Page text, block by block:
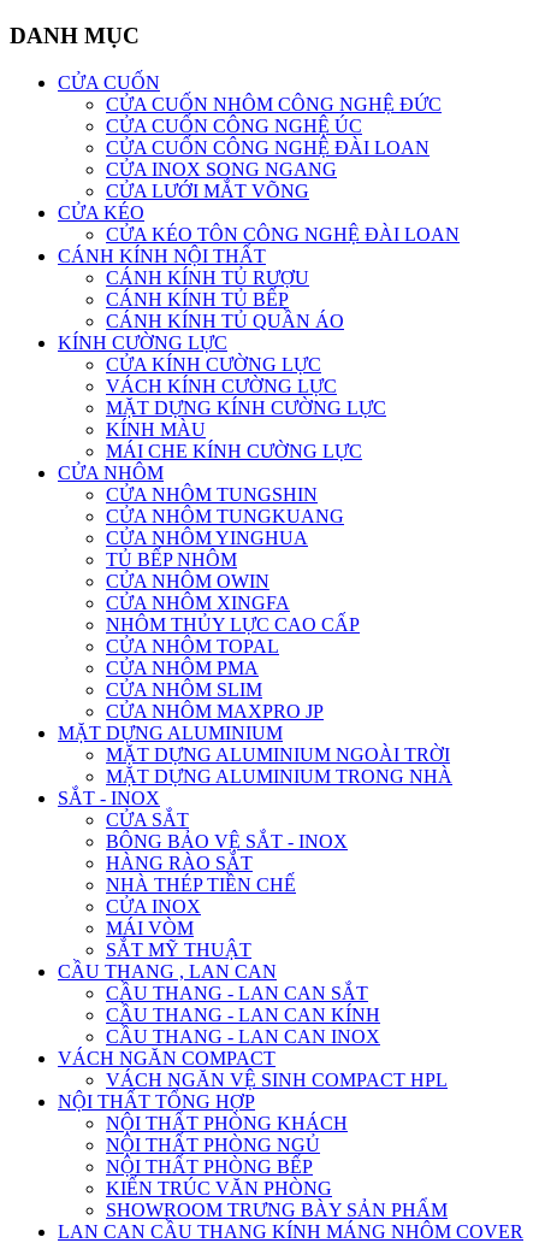
DANH MỤC
CỬA CUỐN
CỬA CUỐN NHÔM CÔNG NGHỆ ĐỨC
CỬA CUỐN CÔNG NGHỆ ÚC
CỬA CUỐN CÔNG NGHỆ ĐÀI LOAN
CỬA INOX SONG NGANG
CỬA LƯỚI MẮT VÕNG
CỬA KÉO
CỬA KÉO TÔN CÔNG NGHỆ ĐÀI LOAN
CÁNH KÍNH NỘI THẤT
CÁNH KÍNH TỦ RƯỢU
CÁNH KÍNH TỦ BẾP
CÁNH KÍNH TỦ QUẦN ÁO
KÍNH CƯỜNG LỰC
CỬA KÍNH CƯỜNG LỰC
VÁCH KÍNH CƯỜNG LỰC
MẶT DỰNG KÍNH CƯỜNG LỰC
KÍNH MÀU
MÁI CHE KÍNH CƯỜNG LỰC
CỬA NHÔM
CỬA NHÔM TUNGSHIN
CỬA NHÔM TUNGKUANG
CỬA NHÔM YINGHUA
TỦ BẾP NHÔM
CỬA NHÔM OWIN
CỬA NHÔM XINGFA
NHÔM THỦY LỰC CAO CẤP
CỬA NHÔM TOPAL
CỬA NHÔM PMA
CỬA NHÔM SLIM
CỬA NHÔM MAXPRO JP
MẶT DỰNG ALUMINIUM
MẶT DỰNG ALUMINIUM NGOÀI TRỜI
MẶT DỰNG ALUMINIUM TRONG NHÀ
SẮT - INOX
CỬA SẮT
BÔNG BẢO VỆ SẮT - INOX
HÀNG RÀO SẮT
NHÀ THÉP TIỀN CHẾ
CỬA INOX
MÁI VÒM
SẮT MỸ THUẬT
CẦU THANG , LAN CAN
CẦU THANG - LAN CAN SẮT
CẦU THANG - LAN CAN KÍNH
CẦU THANG - LAN CAN INOX
VÁCH NGĂN COMPACT
VÁCH NGĂN VỆ SINH COMPACT HPL
NỘI THẤT TỔNG HỢP
NỘI THẤT PHÒNG KHÁCH
NỘI THẤT PHÒNG NGỦ
NỘI THẤT PHÒNG BẾP
KIẾN TRÚC VĂN PHÒNG
SHOWROOM TRƯNG BÀY SẢN PHẨM
LAN CAN CẦU THANG KÍNH MÁNG NHÔM COVER